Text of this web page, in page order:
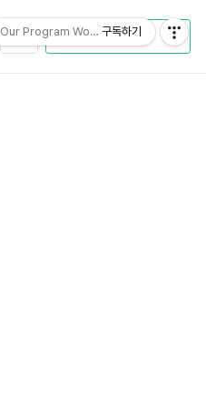
CATEGORY
Our Program World구독하기